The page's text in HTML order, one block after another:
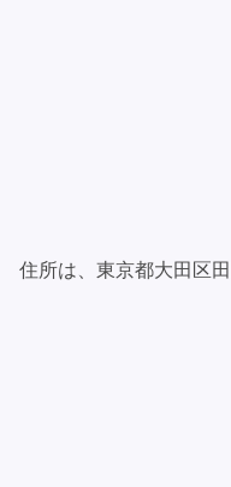
住所は、東京都大田区